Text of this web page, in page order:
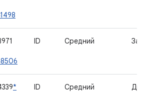
ID Средний
*
ID Средний